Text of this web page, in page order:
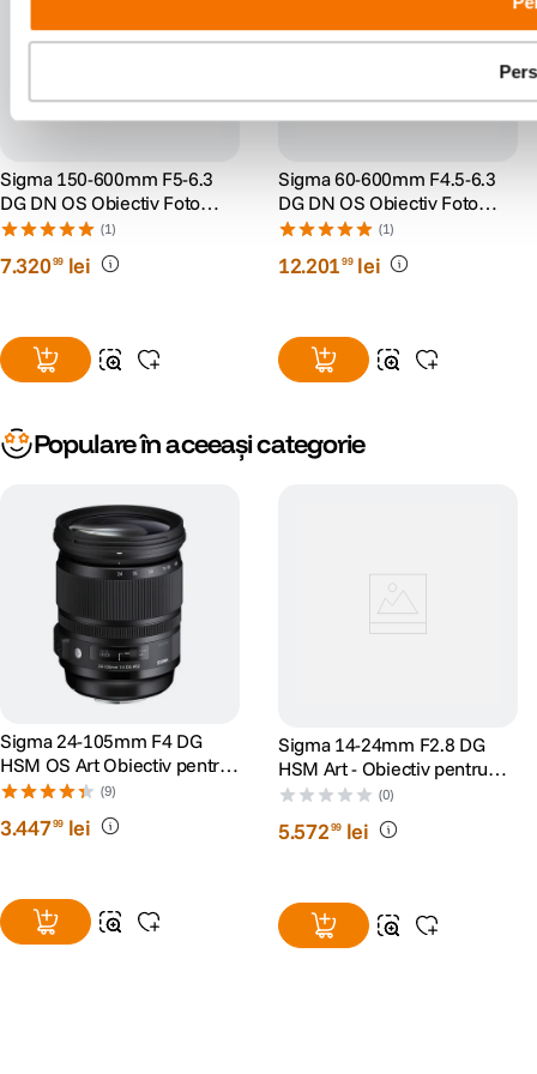
Compatibilitate:
Sigma 150-600mm f/5-6.3 DG OS HSM Contemporary Lens
Cod producator ZA954
Sigma 150-600mm F5-6.3
DG DN OS Obiectiv Foto
Mirrorless Panasonic L-
mount [S]
(1)
7.32099 lei
Sigma 60-600mm F4.5-6.3
DG DN OS Obiectiv Foto
Mirrorless Sony FE [S]
(1)
12.20199 lei
Populare în aceeași categorie
Sigma 24-105mm F4 DG
HSM OS Art Obiectiv pentru
Nikon FX
(9)
3.44799 lei
Sigma 14-24mm F2.8 DG
HSM Art - Obiectiv pentru
Nikon FX
(0)
5.57299 lei